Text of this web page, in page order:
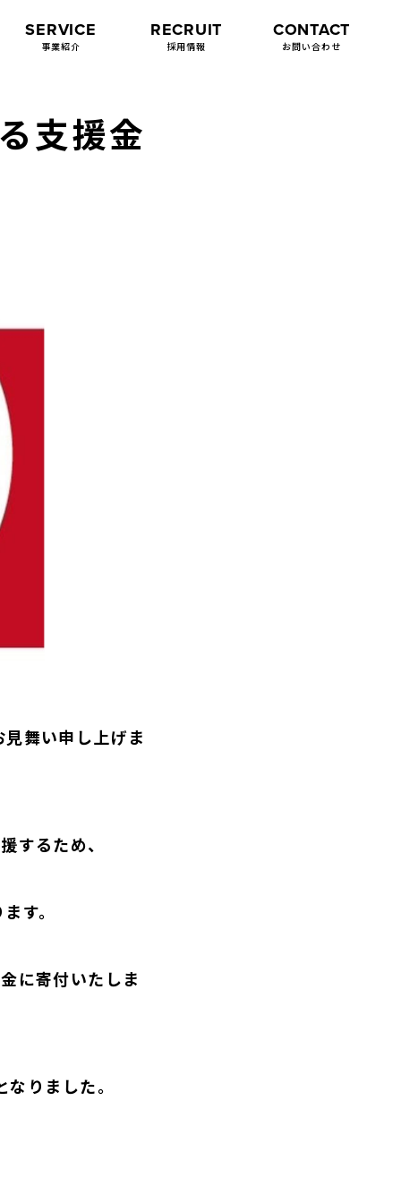
SERVICE
事業紹介
RECRUIT
採用情報
CONTACT
お問い合わせ
支援金
舞い申し上げま
するため、
す。
に寄付いたしま
りました。